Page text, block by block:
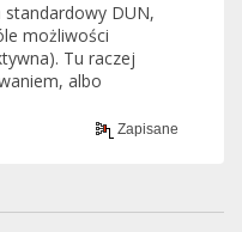
standardowy DUN,
możliwości
Tu raczej
albo
Zapisane